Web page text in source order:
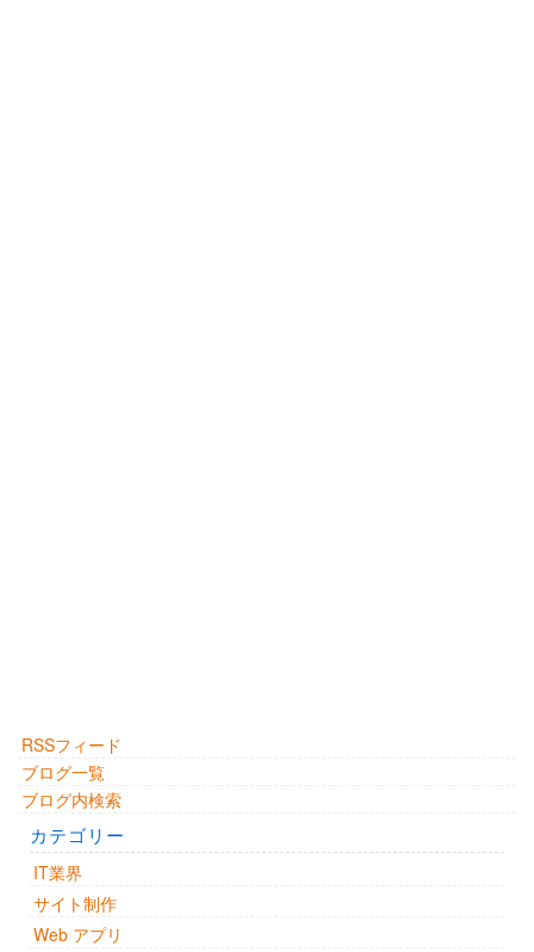
RSSフィード
ブログ一覧
ブログ内検索
カテゴリー
IT業界
サイト制作
Web アプリ